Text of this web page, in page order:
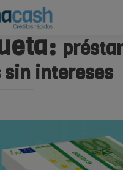
intereses